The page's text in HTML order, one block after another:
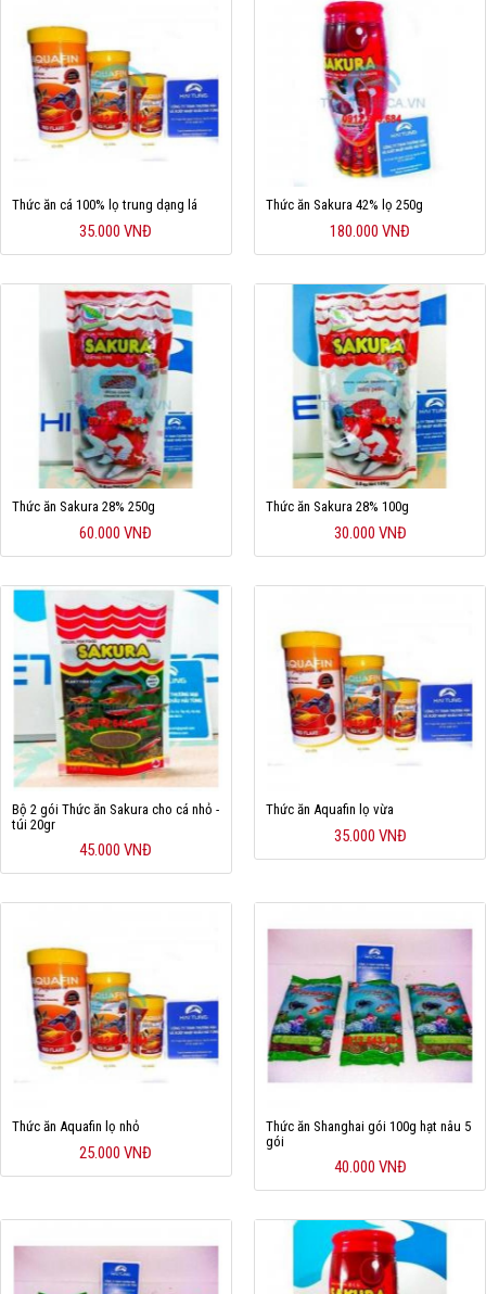
Thức ăn cá 100% lọ trung dạng lá
35.000 VNĐ
Thức ăn Sakura 42% lọ 250g
180.000 VNĐ
Thức ăn Sakura 28% 250g
60.000 VNĐ
Thức ăn Sakura 28% 100g
30.000 VNĐ
Bộ 2 gói Thức ăn Sakura cho cá nhỏ -
túi 20gr
45.000 VNĐ
Thức ăn Aquafin lọ vừa
35.000 VNĐ
Thức ăn Aquafin lọ nhỏ
25.000 VNĐ
Thức ăn Shanghai gói 100g hạt nâu 5
gói
40.000 VNĐ